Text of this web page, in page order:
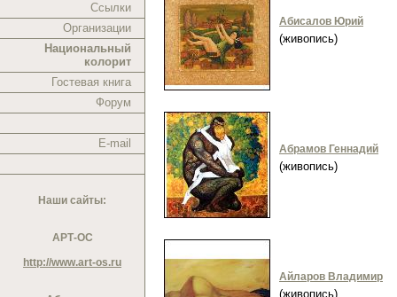
Ссылки
Организации
Национальный
колорит
Гостевая книга
Форум
E-mail
Наши сайты:
АРТ-ОС
http://www.art-os.ru
Абисалов Юрий
(живопись)
Абрамов Геннадий
(живопись)
Айларов Владимир
(живопись)